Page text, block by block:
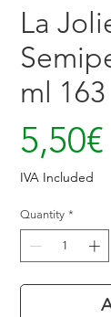
La
ml 163
5,50€
IVA Included
Quantity *